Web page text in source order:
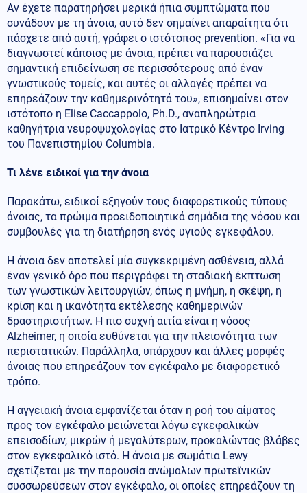
Αν έχετε παρατηρήσει μερικά ήπια συμπτώματα που
συνάδουν με τη άνοια, αυτό δεν σημαίνει απαραίτητα ότι
πάσχετε από αυτή, γράφει ο ιστότοπος prevention. «Για να
διαγνωστεί κάποιος με άνοια, πρέπει να παρουσιάζει
σημαντική επιδείνωση σε περισσότερους από έναν
γνωστικούς τομείς, και αυτές οι αλλαγές πρέπει να
επηρεάζουν την καθημερινότητά του», επισημαίνει στον
ιστότοπο η Elise Caccappolo, Ph.D., αναπληρώτρια
καθηγήτρια νευροψυχολογίας στο Ιατρικό Κέντρο Irving
του Πανεπιστημίου Columbia.
Τι λένε ειδικοί για την άνοια
Παρακάτω, ειδικοί εξηγούν τους διαφορετικούς τύπους
άνοιας, τα πρώιμα προειδοποιητικά σημάδια της νόσου και
συμβουλές για τη διατήρηση ενός υγιούς εγκεφάλου.
Η άνοια δεν αποτελεί μία συγκεκριμένη ασθένεια, αλλά
έναν γενικό όρο που περιγράφει τη σταδιακή έκπτωση
των γνωστικών λειτουργιών, όπως η μνήμη, η σκέψη, η
κρίση και η ικανότητα εκτέλεσης καθημερινών
δραστηριοτήτων. Η πιο συχνή αιτία είναι η νόσος
Alzheimer, η οποία ευθύνεται για την πλειονότητα των
περιστατικών. Παράλληλα, υπάρχουν και άλλες μορφές
άνοιας που επηρεάζουν τον εγκέφαλο με διαφορετικό
τρόπο.
Η αγγειακή άνοια εμφανίζεται όταν η ροή του αίματος
προς τον εγκέφαλο μειώνεται λόγω εγκεφαλικών
επεισοδίων, μικρών ή μεγαλύτερων, προκαλώντας βλάβες
στον εγκεφαλικό ιστό. Η άνοια με σωμάτια Lewy
σχετίζεται με την παρουσία ανώμαλων πρωτεϊνικών
συσσωρεύσεων στον εγκέφαλο, οι οποίες επηρεάζουν τη